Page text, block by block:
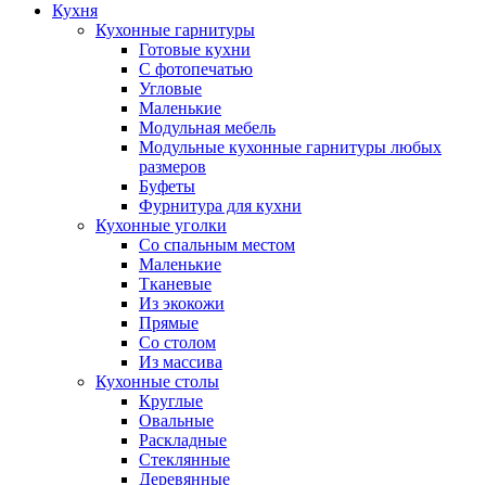
Кухня
Кухонные гарнитуры
Готовые кухни
С фотопечатью
Угловые
Маленькие
Модульная мебель
Модульные кухонные гарнитуры любых
размеров
Буфеты
Фурнитура для кухни
Кухонные уголки
Со спальным местом
Маленькие
Тканевые
Из экокожи
Прямые
Со столом
Из массива
Кухонные столы
Круглые
Овальные
Раскладные
Стеклянные
Деревянные